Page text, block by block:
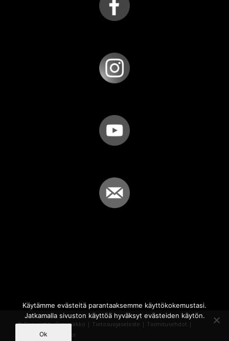
© Copyright - Sammakko | Tietosuojaseloste | Toimitusehdot |
Powered by
iQWebbi
Käytämme evästeitä parantaaksemme käyttökokemustasi.
Jatkamalla sivuston käyttöä hyväksyt evästeiden käytön.
Ok